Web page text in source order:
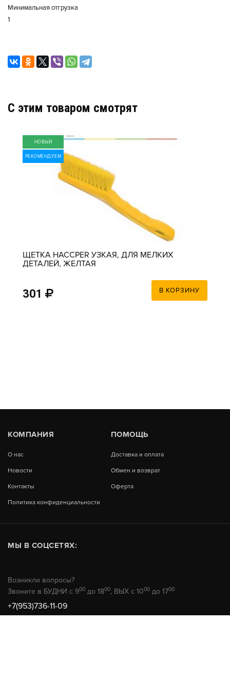
Минимальная отгрузка
1
C этим товаром смотрят
НОВЫЙ
РЕКОМЕНДУЕМ
ЩЕТКА HACCPER УЗКАЯ, ДЛЯ МЕЛКИХ
ДЕТАЛЕЙ, ЖЕЛТАЯ
301 В КОРЗИНУ
КОМПАНИЯ
О нас
Новости
Контакты
Политика конфиденциальности
ПОМОЩЬ
Доставка и оплата
Обмен и возврат
Оферта
МЫ В СОЦСЕТЯХ:
Возникли вопросы?
Звоните в БУДНИ с 900 до 1800, ВЫХ с 1000 до 1700
+7(953)736-11-09